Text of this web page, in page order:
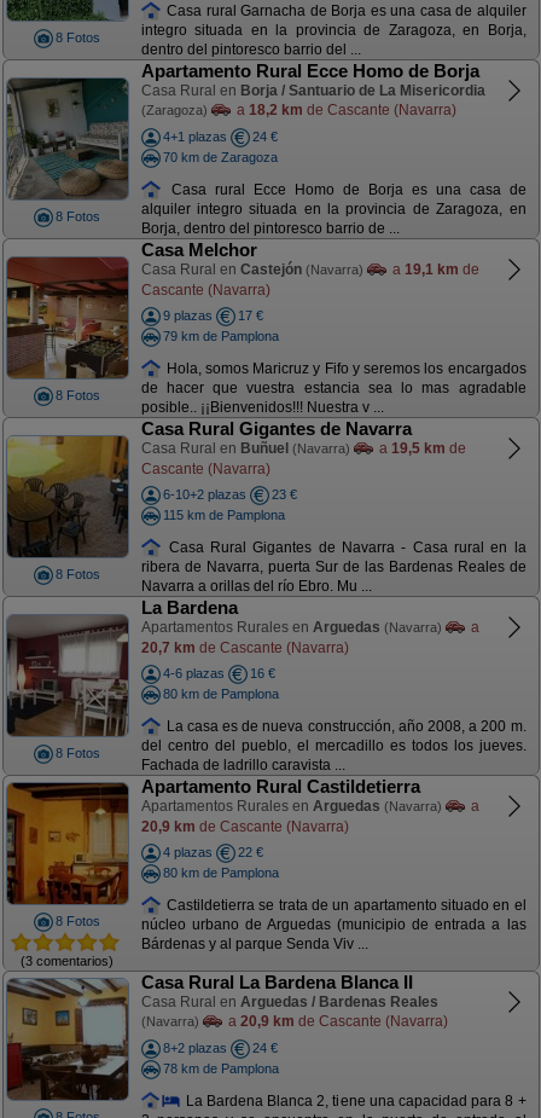
8 Fotos
Casa rural Garnacha de Borja es una casa de alquiler
integro situada en la provincia de Zaragoza, en Borja,
dentro del pintoresco barrio del ...
8 Fotos
Apartamento Rural Ecce Homo de Borja
Casa Rural en Borja / Santuario de La Misericordia
(Zaragoza) a 18,2 km de Cascante (Navarra)
4+1 plazas
24 €
70 km de Zaragoza
Casa rural Ecce Homo de Borja es una casa de
alquiler integro situada en la provincia de Zaragoza, en
Borja, dentro del pintoresco barrio de ...
8 Fotos
Casa Melchor
Casa Rural en Castejón (Navarra) a 19,1 km de
Cascante (Navarra)
9 plazas
17 €
79 km de Pamplona
Hola, somos Maricruz y Fifo y seremos los encargados
de hacer que vuestra estancia sea lo mas agradable
posible.. ¡¡Bienvenidos!!! Nuestra v ...
8 Fotos
Casa Rural Gigantes de Navarra
Casa Rural en Buñuel (Navarra) a 19,5 km de
Cascante (Navarra)
6-10+2 plazas
23 €
115 km de Pamplona
Casa Rural Gigantes de Navarra - Casa rural en la
ribera de Navarra, puerta Sur de las Bardenas Reales de
Navarra a orillas del río Ebro. Mu ...
8 Fotos
La Bardena
Apartamentos Rurales en Arguedas (Navarra)
a
20,7 km de Cascante (Navarra)
4-6 plazas
16 €
80 km de Pamplona
La casa es de nueva construcción, año 2008, a 200 m.
del centro del pueblo, el mercadillo es todos los jueves.
Fachada de ladrillo caravista ...
8 Fotos
(3 comentarios)
Apartamento Rural Castildetierra
Apartamentos Rurales en Arguedas (Navarra)
a
20,9 km de Cascante (Navarra)
4 plazas
22 €
80 km de Pamplona
Castildetierra se trata de un apartamento situado en el
núcleo urbano de Arguedas (municipio de entrada a las
Bárdenas y al parque Senda Viv ...
Casa Rural La Bardena Blanca II
Casa Rural en Arguedas / Bardenas Reales
(Navarra) a 20,9 km de Cascante (Navarra)
8+2 plazas
24 €
78 km de Pamplona
La Bardena Blanca 2, tiene una capacidad para 8 +